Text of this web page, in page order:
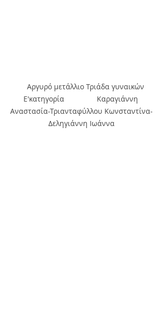
Ε'κατηγορία                Καραγιάννη
Αναστασία-Τριανταφύλλου Κωνσταντίνα-
Δεληγιάννη Ιωάννα